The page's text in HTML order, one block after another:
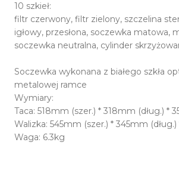
10 szkieł:
filtr czerwony, filtr zielony, szczelina
igłowy, przesłona, soczewka matowa,
soczewka neutralna, cylinder
Soczewka wykonana z białego szkła
metalowej ramce
Wymiary:
Taca: 518mm (szer.) * 318mm (dług.) *
Walizka: 545mm (szer.) * 345mm
Waga: 6.3kg